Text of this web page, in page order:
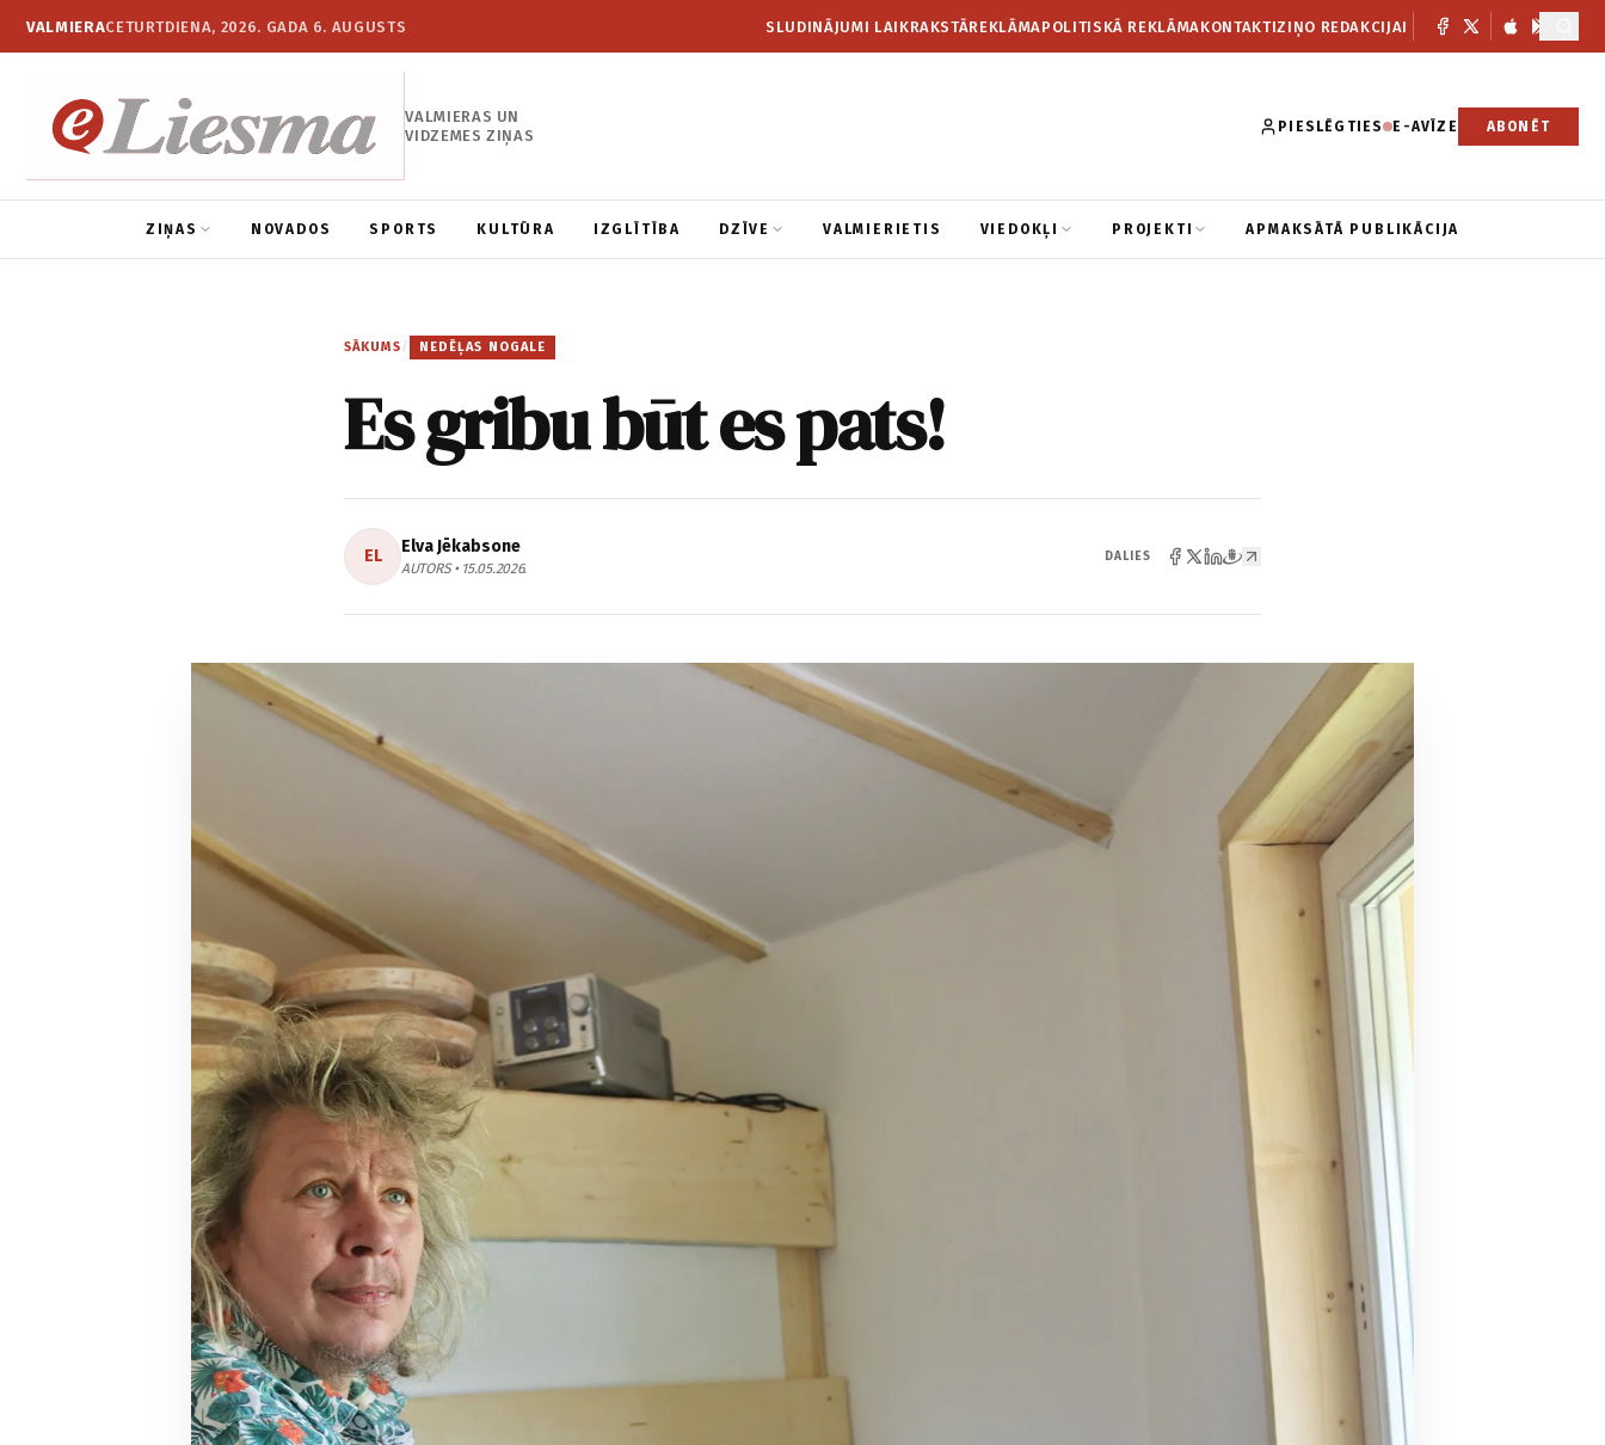
VALMIERACETURTDIENA, 2026. GADA 6. AUGUSTS SLUDINĀJUMI LAIKRAKSTĀREKLĀMAPOLITISKĀ REKLĀMAKONTAKTIZIŅO REDAKCIJAI
VALMIERAS UN
VIDZEMES ZIŅAS
PIESLĒGTIES E-AVĪZE ABONĒT
ZIŅAS NOVADOS SPORTS KULTŪRA IZGLĪTĪBA DZĪVE VALMIERIETIS VIEDOKĻI PROJEKTI APMAKSĀTĀ PUBLIKĀCIJA
SĀKUMS / NEDĒĻAS NOGALE
Es gribu būt es pats!
EL Elva Jēkabsone
AUTORS • 15.05.2026.
DALIES